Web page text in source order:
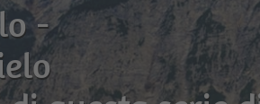
-